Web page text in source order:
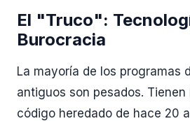
El "Truco":
Burocracia
La mayoría de los programas
antiguos son pesados.
código heredado de hace 20